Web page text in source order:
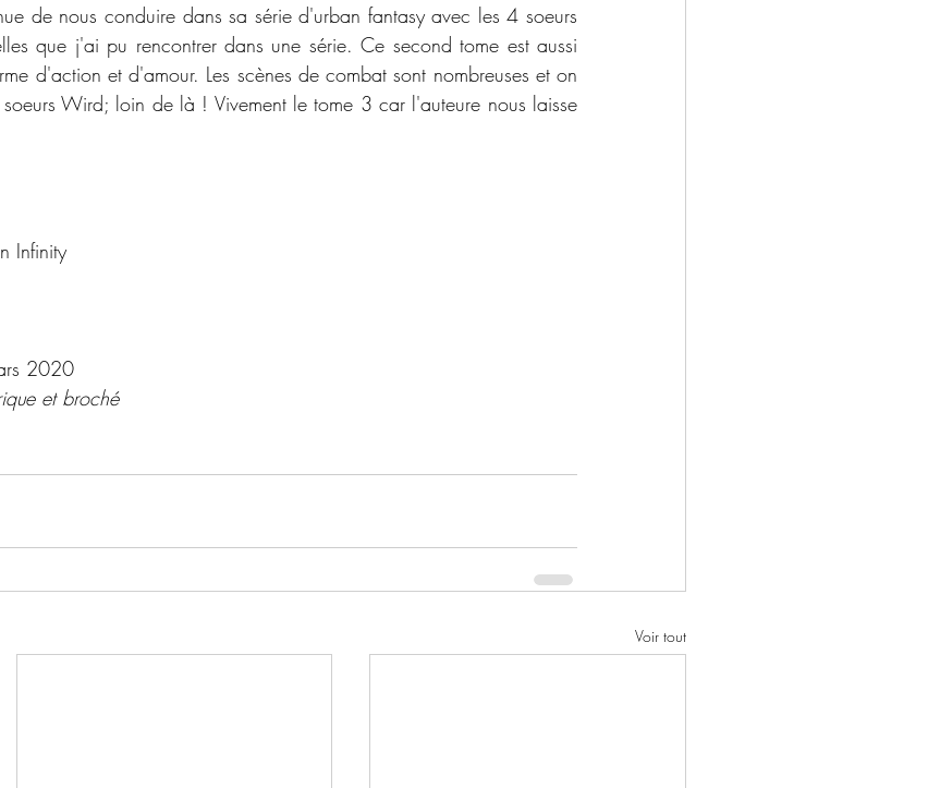
de nous conduire dans sa série d'urban fantasy avec les 4 soeurs
que j'ai pu rencontrer dans une série. Ce second tome est aussi
d'action et d'amour. Les scènes de combat sont nombreuses et on
Wird; loin de là ! Vivement le tome 3 car l'auteure nous laisse
Infinity
2020
et broché
Voir tout